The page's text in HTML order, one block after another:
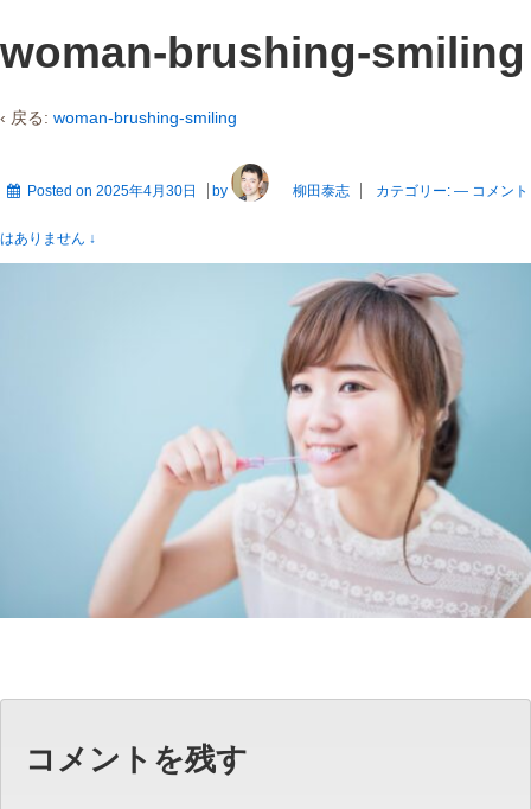
woman-brushing-smiling
‹ 戻る: woman-brushing-smiling
Posted on 2025年4月30日 by 柳田泰志 カテゴリー: — コメント
はありません ↓
コメントを残す